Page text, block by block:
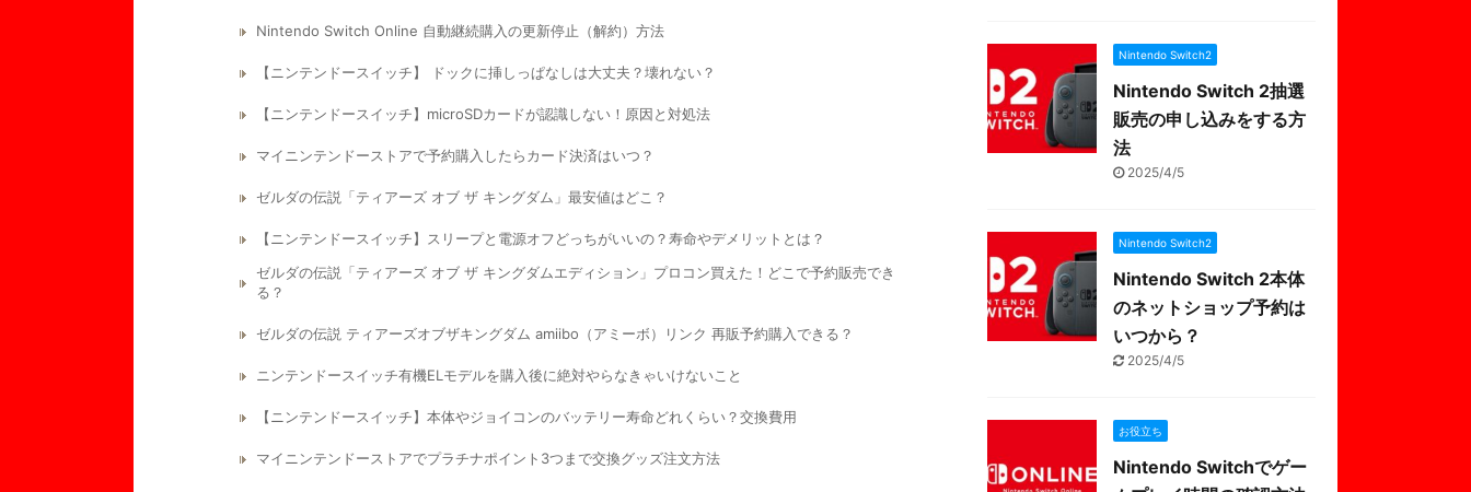
Nintendo Switch Online 自動継続購入の更新停止（解約）方法
【ニンテンドースイッチ】 ドックに挿しっぱなしは大丈夫？壊れない？
【ニンテンドースイッチ】microSDカードが認識しない！原因と対処法
マイニンテンドーストアで予約購入したらカード決済はいつ？
ゼルダの伝説「ティアーズ オブ ザ キングダム」最安値はどこ？
【ニンテンドースイッチ】スリープと電源オフどっちがいいの？寿命やデメリットとは？
ゼルダの伝説「ティアーズ オブ ザ キングダムエディション」プロコン買えた！どこで予約販売でき
る？
ゼルダの伝説 ティアーズオブザキングダム amiibo（アミーボ）リンク 再販予約購入できる？
ニンテンドースイッチ有機ELモデルを購入後に絶対やらなきゃいけないこと
【ニンテンドースイッチ】本体やジョイコンのバッテリー寿命どれくらい？交換費用
マイニンテンドーストアでプラチナポイント3つまで交換グッズ注文方法
Nintendo Switch2
Nintendo Switch 2抽選
販売の申し込みをする方
法
2025/4/5
Nintendo Switch2
Nintendo Switch 2本体
のネットショップ予約は
いつから？
2025/4/5
お役立ち
Nintendo Switchでゲー